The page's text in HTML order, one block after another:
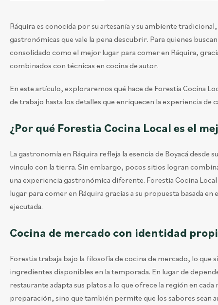
Ráquira es conocida por su artesanía y su ambiente
gastronómicas que vale la pena descubrir. Para quienes
consolidado como el mejor lugar para comer en Ráquira,
combinados con técnicas en cocina de autor.
En este artículo, exploraremos qué hace de Forestia Cocina
de trabajo hasta los detalles que enriquecen la experiencia de
¿Por qué Forestia Cocina Local es el
La gastronomía en Ráquira refleja la esencia de Boyacá
vínculo con la tierra. Sin embargo, pocos sitios logran
una experiencia gastronómica diferente. Forestia Cocina
lugar para comer en Ráquira gracias a su propuesta basada
ejecutada.
Cocina de mercado con identidad
Forestia trabaja bajo la filosofía de cocina de mercado, lo que
ingredientes disponibles en la temporada. En lugar de
restaurante adapta sus platos a lo que ofrece la región en
preparación, sino que también permite que los sabores